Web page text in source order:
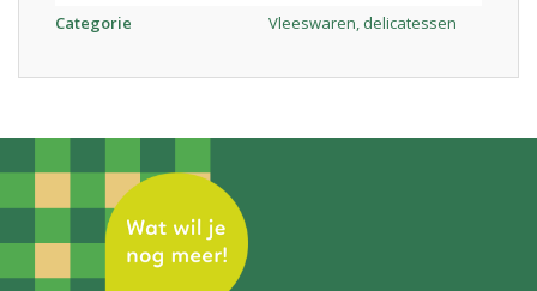
Categorie
Vleeswaren, delicatessen